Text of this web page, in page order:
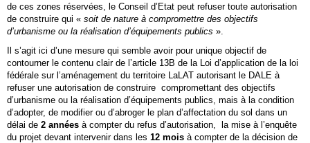
de ces zones réservées, le Conseil d’Etat peut refuser toute autorisation
de construire qui « soit de nature à compromettre des objectifs
d’urbanisme ou la réalisation d’équipements publics ».
Il s’agit ici d’une mesure qui semble avoir pour unique objectif de
contourner le contenu clair de l’article 13B de la Loi d’application de la loi
fédérale sur l’aménagement du territoire LaLAT autorisant le DALE à
refuser une autorisation de construire compromettant des objectifs
d’urbanisme ou la réalisation d’équipements publics, mais à la condition
d’adopter, de modifier ou d’abroger le plan d’affectation du sol dans un
délai de 2 années à compter du refus d’autorisation, la mise à l’enquête
du projet devant intervenir dans les 12 mois à compter de la décision de